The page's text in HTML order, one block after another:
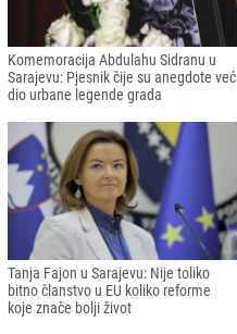
Komemoracija Abdulahu Sidranu u
Sarajevu: Pjesnik čije su anegdote već
dio urbane legende grada
Tanja Fajon u Sarajevu: Nije toliko
bitno članstvo u EU koliko reforme
koje znače bolji život